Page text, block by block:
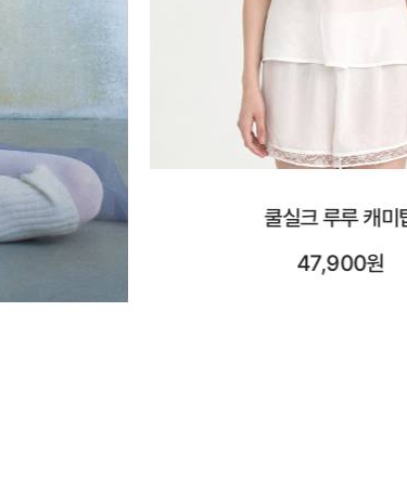
시스루 숏 슬리브
23,900원